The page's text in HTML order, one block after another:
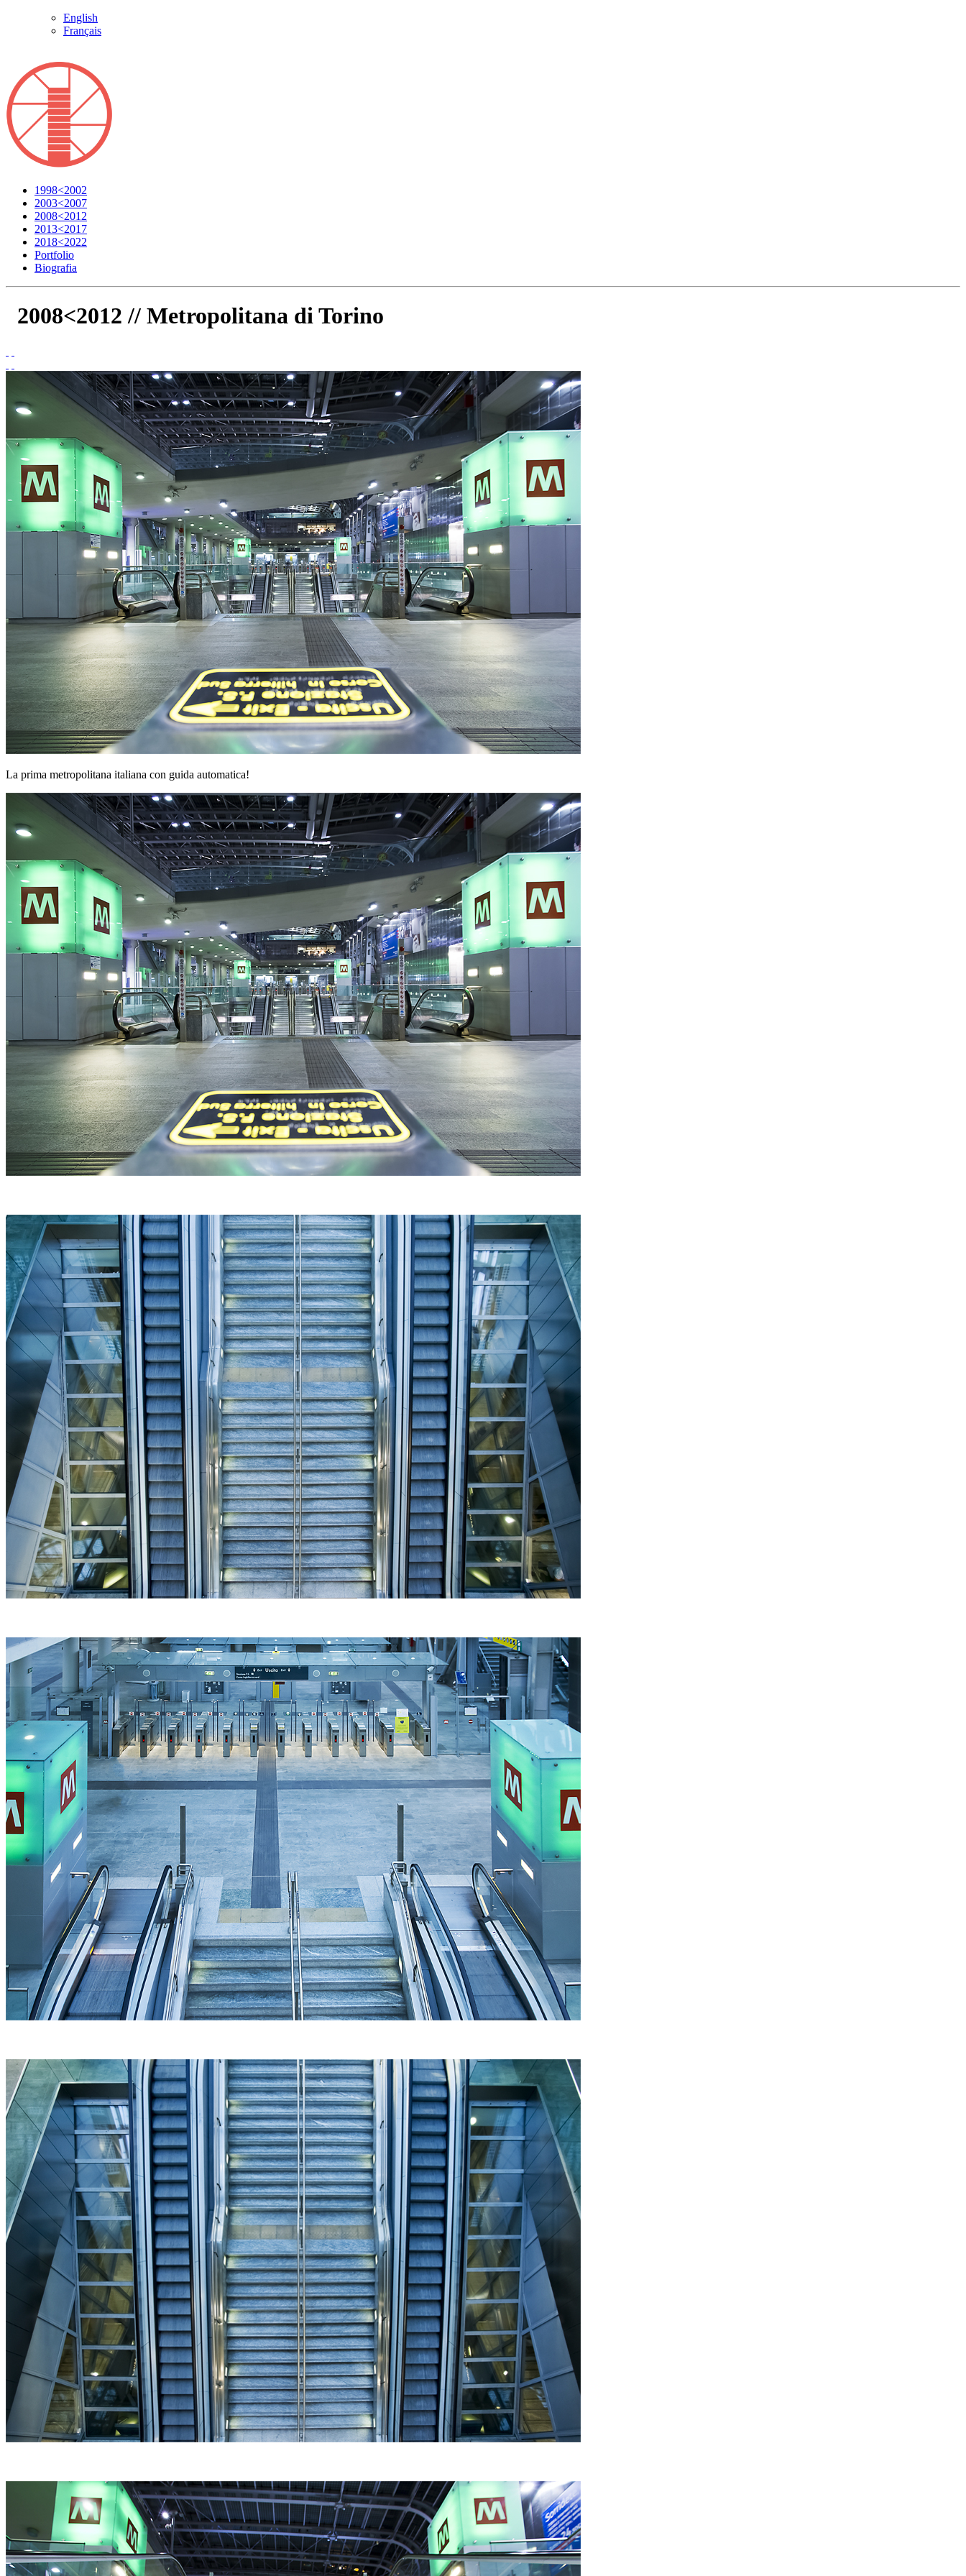
English
Français
1998<2002
2003<2007
2008<2012
2013<2017
2018<2022
Portfolio
Biografia
2008<2012 // Metropolitana di Torino
La prima metropolitana italiana con guida automatica!